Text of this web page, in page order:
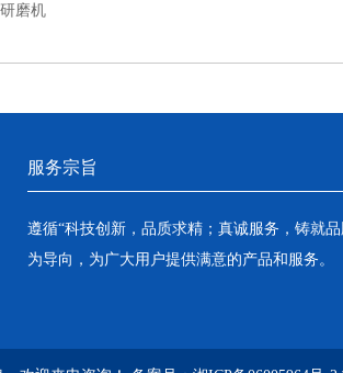
磨机
服务宗旨
遵循“科技创新，品质求精；真诚服务，铸就
为导向，为广大用户提供满意的产品和服务。